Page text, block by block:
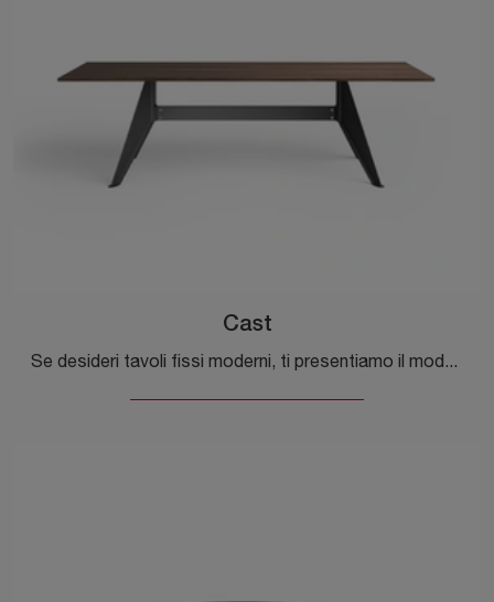
Cast
Se desideri tavoli fissi moderni, ti presentiamo il modello da pranzo in legno Cast dell'azienda Desalto.